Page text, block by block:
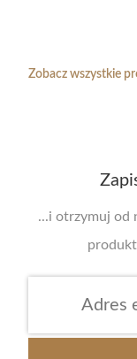
Zobacz wszystkie
...i otrzymuj od